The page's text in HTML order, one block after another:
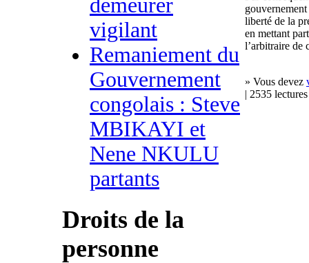
demeurer
vigilant
Remaniement du
Gouvernement
congolais : Steve
MBIKAYI et
Nene NKULU
partants
Droits de la
personne
liberté de la
en mettant
l’arbitraire de
» Vous devez
| 2535 lectures